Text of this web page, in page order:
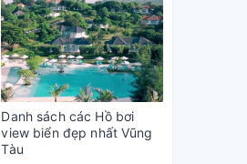
Danh sách các Hồ bơi
view biển đẹp nhất Vũng
Tàu